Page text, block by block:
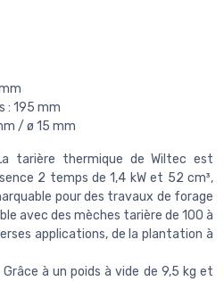
: 195 mm
/ ø 15 mm
tarière thermique de Wiltec est
2 temps de 1,4 kW et 52 cm³,
pour des travaux de forage
avec des mèches tarière de 100 à
applications, de la plantation à
à un poids à vide de 9,5 kg et